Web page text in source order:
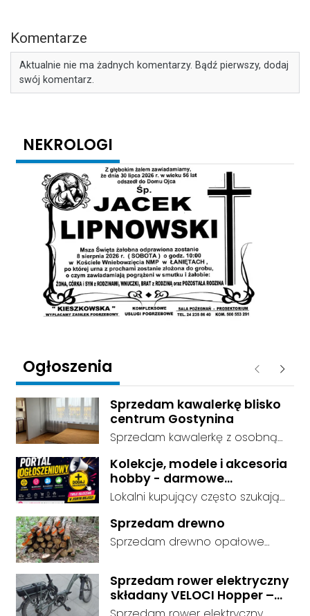
Komentarze
Aktualnie nie ma żadnych komentarzy. Bądź pierwszy, dodaj
swój komentarz.
NEKROLOGI
Ogłoszenia Poprzednie
Sprzedam kawalerkę blisko
centrum Gostynina
Sprzedam kawalerkę z osobną
Stan dobry - do zamieszkania, 3
piętro. Standard wykończenia -
dobry. cena do negocjacji.
Kolekcje, modele i akcesoria
hobby - darmowe
ogłoszenia, dodaj swoje za
Lokalni kupujący często szukają
w domu. Kategorie są czytelnie
podzielone, dzięki czemu osoby
kolekcjonerskich trafiają prosto
do Twojej oferty. Link do serwisu:
darmowe ogłoszenia -
Sprzedam drewno
Sprzedam drewno opałowe
palenia transport w własnym
zakresie
Sprzedam rower elektryczny
składany VELOCI Hopper –
Bafang